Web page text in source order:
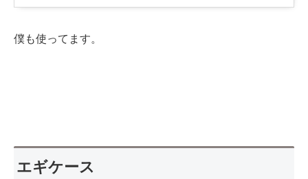
僕も使ってます。
エギケース